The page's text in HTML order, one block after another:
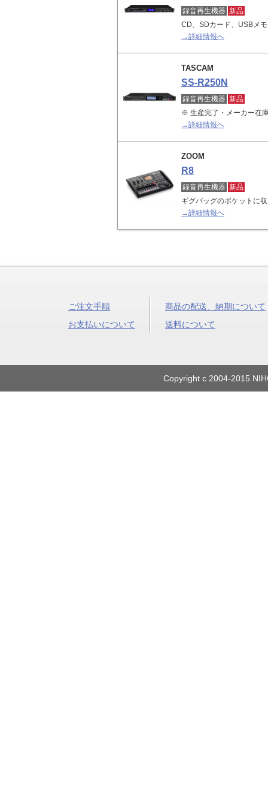
録音再生機器 新品
CD、SDカード、USBメ
→詳細情報へ
TASCAM
SS-R250N
録音再生機器 新品
※ 生産完了・メーカー在
→詳細情報へ
ZOOM
R8
録音再生機器 新品
ギグバッグのポケットに
→詳細情報へ
ご注文手順
お支払いについて
商品の配送、納期について
送料について
Copyright c 2004-2015